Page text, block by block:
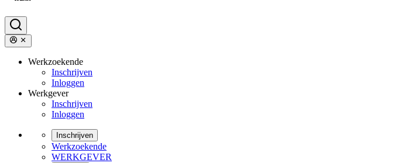
Werkzoekende
Inschrijven
Inloggen
Werkgever
Inschrijven
Inloggen
Inschrijven
Werkzoekende
WERKGEVER